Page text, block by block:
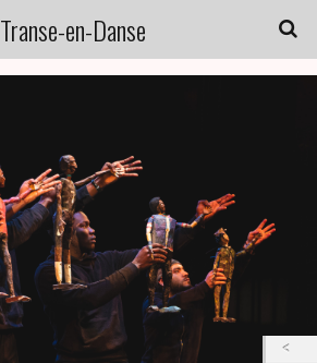
Transe-en-Danse